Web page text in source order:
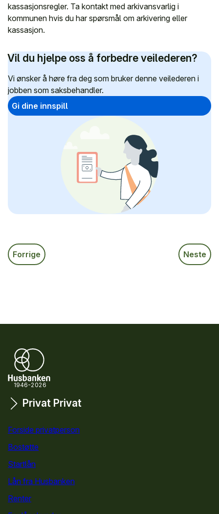
kassasjonsregler. Ta kontakt med arkivansvarlig i
kommunen hvis du har spørsmål om arkivering eller
kassasjon.
Vil du hjelpe oss å forbedre veilederen?
Vi ønsker å høre fra deg som bruker denne veilederen i
jobben som saksbehandler.
Gi dine innspill
Forrige Neste
1946-2026
Snarveier
Privat Privat
Forside privatperson
Bostøtte
Startlån
Lån fra Husbanken
Renter